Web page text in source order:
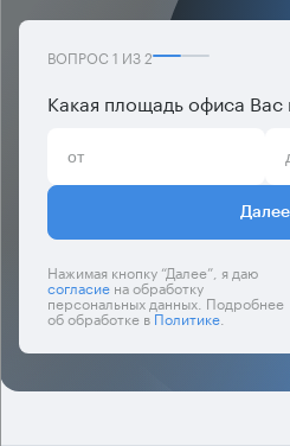
ВОПРОС 1 ИЗ2
Какая площадь офиса Вас
Далее
Нажимая кнопку “Далее”, я даю
согласиена обработку
персональных данных. Подробнее
об обработке вПолитике.